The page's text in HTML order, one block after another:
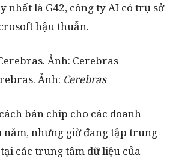
nhất là G42, công ty AI có trụ sở
hậu thuẫn.
Ảnh: Cerebras
bán chip cho các doanh
nhưng giờ đang tập trung
các trung tâm dữ liệu của